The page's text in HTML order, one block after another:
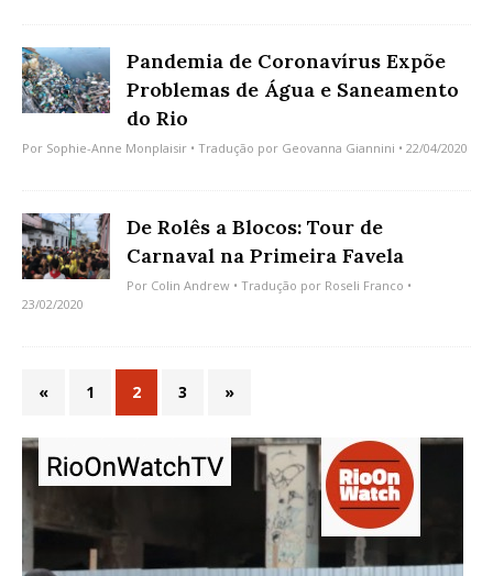
Pandemia de Coronavírus Expõe
Problemas de Água e Saneamento
do Rio
Por Sophie-Anne Monplaisir • Tradução por Geovanna Giannini • 22/04/2020
De Rolês a Blocos: Tour de
Carnaval na Primeira Favela
Por Colin Andrew • Tradução por Roseli Franco •
23/02/2020
« 1 2 3 »